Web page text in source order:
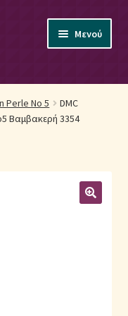
Μενού
Perle No 5
DMC
Βαμβακερή 3354